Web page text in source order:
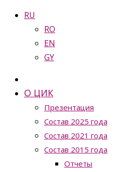
RU
RO
EN
GY
О ЦИК
Презентация
Состав 2025 года
Состав 2021 года
Состав 2015 года
Отчеты